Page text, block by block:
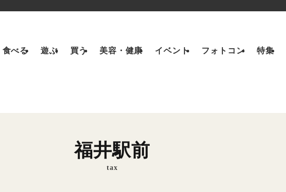
食べる 遊ぶ 買う 美容・健康 イベント フォトコン 特集
福井駅前
tax